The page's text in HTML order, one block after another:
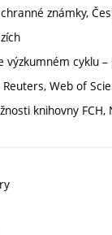
známky,
výzkumném cyklu
Web of
knihovny